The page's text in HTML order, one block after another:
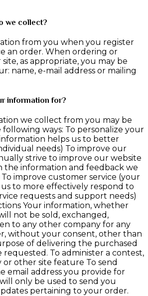
we collect?
from you when you register
an order. When ordering or
as appropriate, you may be
name, e-mail address or mailing
information for?
we collect from you may be
ways: To personalize your
helps us to better
needs) To improve our
strive to improve our website
the information and feedback we
improve customer service (your
to more effectively respond to
requests and support needs)
Your information, whether
not be sold, exchanged,
to any other company for any
without your consent, other than
of delivering the purchased
To administer a contest,
other site feature To send
email address you provide for
only be used to send you
pertaining to your order.